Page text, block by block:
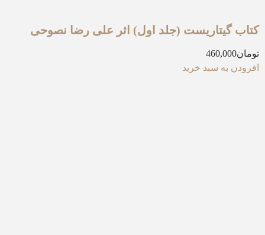
کتاب گیتاریست (جلد اول) اثر علی رضا نصوحی
تومان460,000
افزودن به سبد خرید